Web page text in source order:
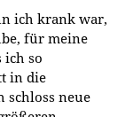
ich krank war,
für meine
ich so
in die
schloss neue